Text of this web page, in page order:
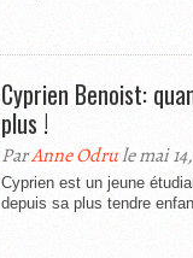
Cyprien Benoist:
plus !
ParAnne Odrule mai
Cyprien est un jeune
depuis sa plus tendre